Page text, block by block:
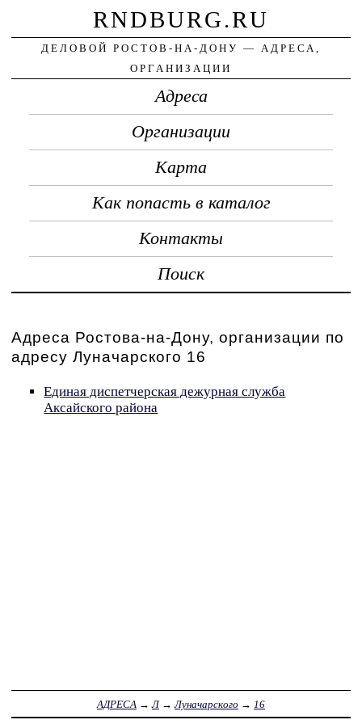
RNDBURG.RU
ДЕЛОВОЙ РОСТОВ-НА-ДОНУ — АДРЕСА,
ОРГАНИЗАЦИИ
Адреса
Организации
Карта
Как попасть в каталог
Контакты
Поиск
Адреса Ростова-на-Дону, организации по
адресу Луначарского 16
Единая диспетчерская дежурная служба
Аксайского района
АДРЕСА →Л→Луначарского → 16